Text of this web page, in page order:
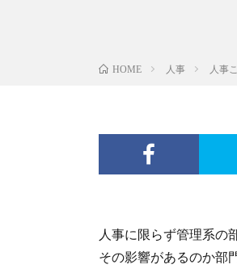
HOME 人事 人事
人事に限らず管理系の
その影響があるのか部